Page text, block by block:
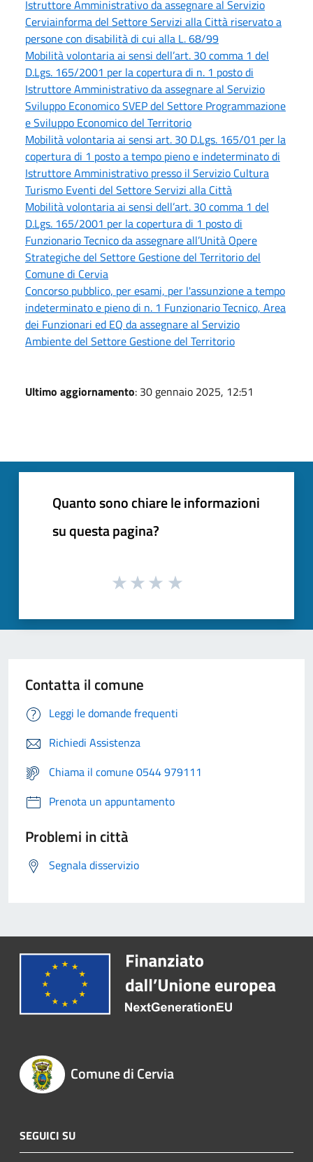
Istruttore Amministrativo da assegnare al Servizio
Cerviainforma del Settore Servizi alla Città riservato a
persone con disabilità di cui alla L. 68/99
Mobilità volontaria ai sensi dell’art. 30 comma 1 del
D.Lgs. 165/2001 per la copertura di n. 1 posto di
Istruttore Amministrativo da assegnare al Servizio
Sviluppo Economico SVEP del Settore Programmazione
e Sviluppo Economico del Territorio
Mobilità volontaria ai sensi art. 30 D.Lgs. 165/01 per la
copertura di 1 posto a tempo pieno e indeterminato di
Istruttore Amministrativo presso il Servizio Cultura
Turismo Eventi del Settore Servizi alla Città
Mobilità volontaria ai sensi dell’art. 30 comma 1 del
D.Lgs. 165/2001 per la copertura di 1 posto di
Funzionario Tecnico da assegnare all’Unità Opere
Strategiche del Settore Gestione del Territorio del
Comune di Cervia
Concorso pubblico, per esami, per l'assunzione a tempo
indeterminato e pieno di n. 1 Funzionario Tecnico, Area
dei Funzionari ed EQ da assegnare al Servizio
Ambiente del Settore Gestione del Territorio
Ultimo aggiornamento: 30 gennaio 2025, 12:51
Quanto sono chiare le informazioni
su questa pagina?
Contatta il comune
Leggi le domande frequenti
Richiedi Assistenza
Chiama il comune 0544 979111
Prenota un appuntamento
Problemi in città
Segnala disservizio
Comune di Cervia
SEGUICI SU